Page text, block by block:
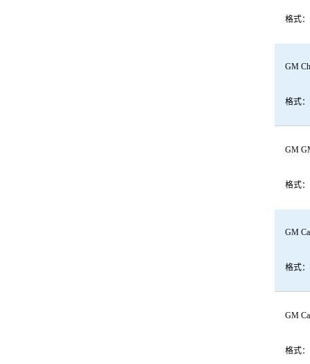
格式
GM
格式
GM
格式
GM
格式
GM
格式